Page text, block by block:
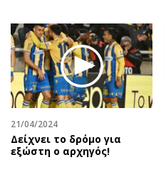
21/04/2024
Δείχνει το δρόμο για
εξώστη ο αρχηγός!